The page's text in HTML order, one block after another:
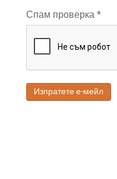
Спам проверка *
Изпратете е-мейл